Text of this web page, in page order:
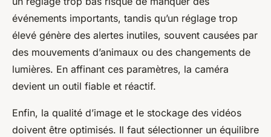
événements importants, tandis qu’un réglage trop
élevé génère des alertes inutiles, souvent causées par
des mouvements d’animaux ou des changements de
lumières. En affinant ces paramètres, la caméra
devient un outil fiable et réactif.
Enfin, la qualité d’image et le stockage des vidéos
doivent être optimisés. Il faut sélectionner un équilibre